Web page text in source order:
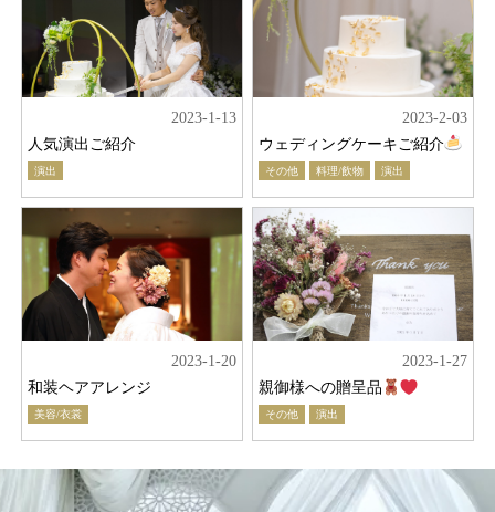
2023-1-13
人気演出ご紹介
演出
2023-2-03
ウェディングケーキご紹介
その他 料理/飲物 演出
2023-1-20
和装ヘアアレンジ
美容/衣裳
2023-1-27
親御様への贈呈品
その他 演出